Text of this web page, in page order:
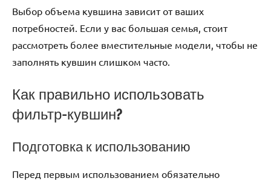
Выбор объема кувшина зависит от ваших
потребностей. Если у вас большая семья, стоит
рассмотреть более вместительные модели, чтобы не
заполнять кувшин слишком часто.
Как правильно использовать
фильтр-кувшин?
Подготовка к использованию
Перед первым использованием обязательно